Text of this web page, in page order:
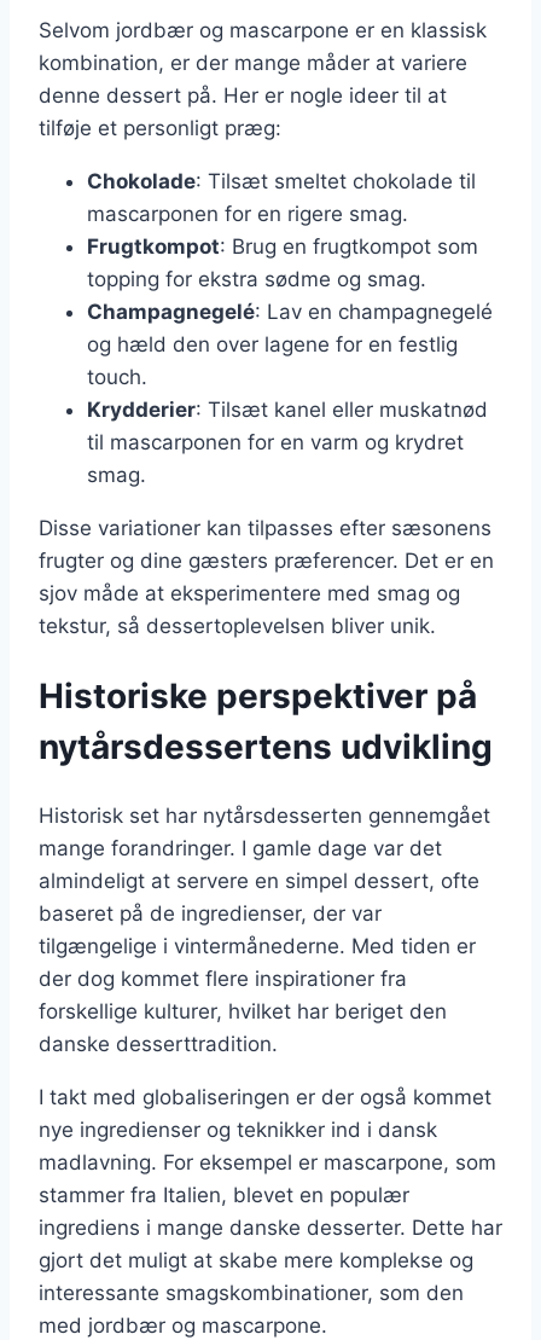
Selvom jordbær og mascarpone er en klassisk
kombination, er der mange måder at variere
denne dessert på. Her er nogle ideer til at
tilføje et personligt præg:
Chokolade: Tilsæt smeltet chokolade til
mascarponen for en rigere smag.
Frugtkompot: Brug en frugtkompot som
topping for ekstra sødme og smag.
Champagnegelé: Lav en champagnegelé
og hæld den over lagene for en festlig
touch.
Krydderier: Tilsæt kanel eller muskatnød
til mascarponen for en varm og krydret
smag.
Disse variationer kan tilpasses efter sæsonens
frugter og dine gæsters præferencer. Det er en
sjov måde at eksperimentere med smag og
tekstur, så dessertoplevelsen bliver unik.
Historiske perspektiver på
nytårsdessertens udvikling
Historisk set har nytårsdesserten gennemgået
mange forandringer. I gamle dage var det
almindeligt at servere en simpel dessert, ofte
baseret på de ingredienser, der var
tilgængelige i vintermånederne. Med tiden er
der dog kommet flere inspirationer fra
forskellige kulturer, hvilket har beriget den
danske desserttradition.
I takt med globaliseringen er der også kommet
nye ingredienser og teknikker ind i dansk
madlavning. For eksempel er mascarpone, som
stammer fra Italien, blevet en populær
ingrediens i mange danske desserter. Dette har
gjort det muligt at skabe mere komplekse og
interessante smagskombinationer, som den
med jordbær og mascarpone.